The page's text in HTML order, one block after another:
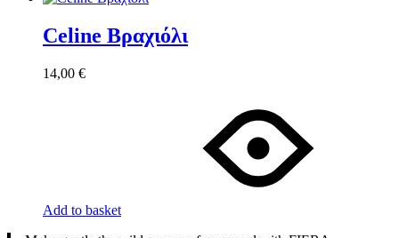
Celine Βραχιόλι
14,00 €
Add to basket